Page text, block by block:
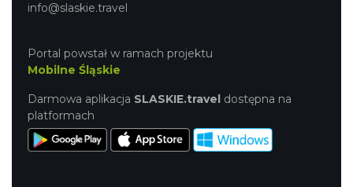
info@slaskie.travel
Portal powstał w ramach projektu
Mobilne Śląskie
Darmowa aplikacja SLASKIE.travel dostępna na
platformach